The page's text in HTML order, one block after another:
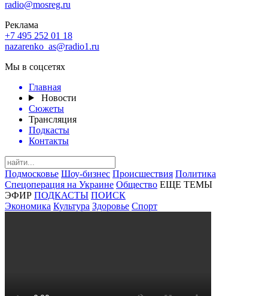
radio@mosreg.ru
Реклама
+7 495 252 01 18
nazarenko_as@radio1.ru
Мы в соцсетях
Главная
Новости
Сюжеты
Трансляция
Подкасты
Контакты
Подмосковье Шоу-бизнес Происшествия Политика
Спецоперация на Украине Общество ЕЩЕ ТЕМЫ
ЭФИР ПОДКАСТЫ ПОИСК
Экономика Культура Здоровье Спорт